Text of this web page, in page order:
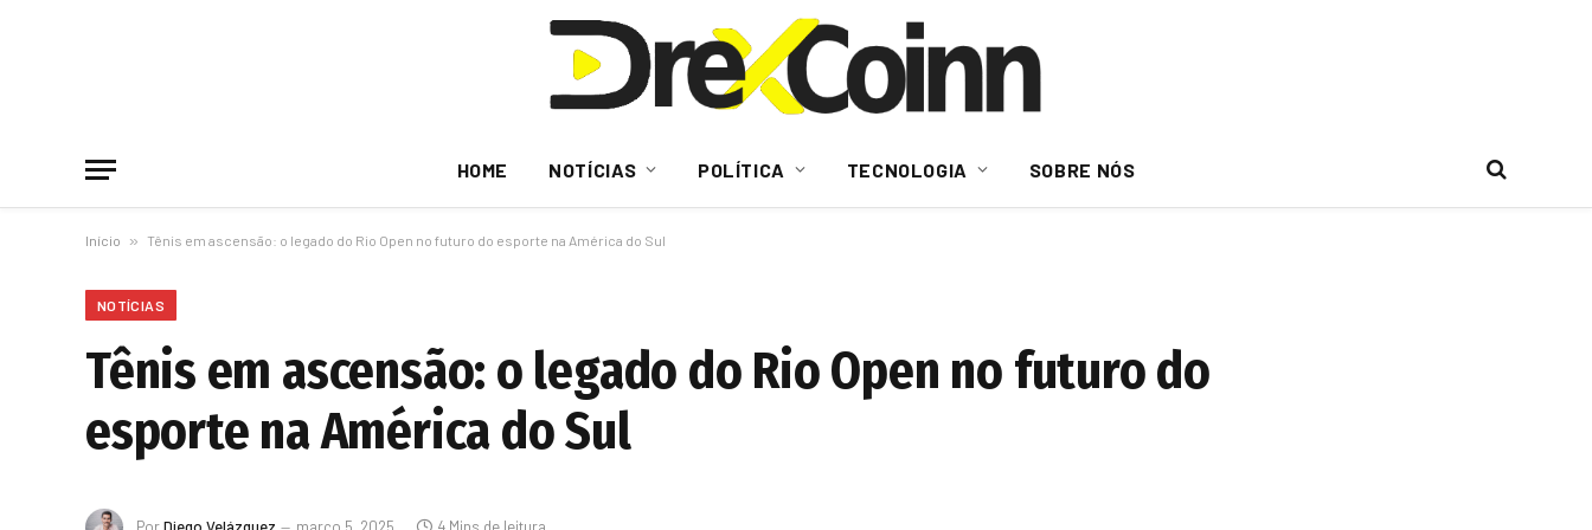
HOME NOTÍCIAS POLÍTICA TECNOLOGIA SOBRE NÓS
Início » Tênis em ascensão: o legado do Rio Open no futuro do esporte na América do Sul
NOTÍCIAS
Tênis em ascensão: o legado do Rio Open no futuro do
esporte na América do Sul
PorDiego Velázquez março 5, 2025 4 Mins de leitura